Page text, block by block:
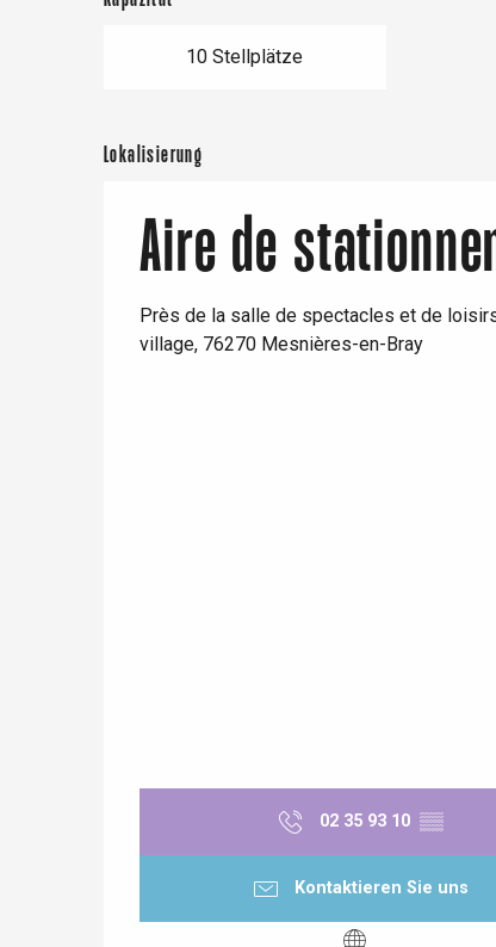
10 Stellplätze
Lokalisierung
Aire de
Près de la salle de spectacles et de
village, 76270 Mesnières-en-Bray
02 35 93 10 ▒▒
Kontaktieren Sie uns